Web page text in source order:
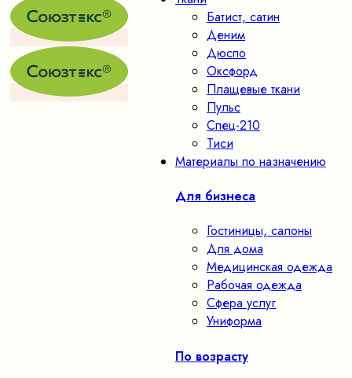
Батист, сатин
Деним
Дюспо
Оксфорд
Плащевые ткани
Пульс
Спец-210
Тиси
Материалы по назначению
Для бизнеса
Гостиницы, салоны
Для дома
Медицинская одежда
Рабочая одежда
Сфера услуг
Униформа
По возрасту